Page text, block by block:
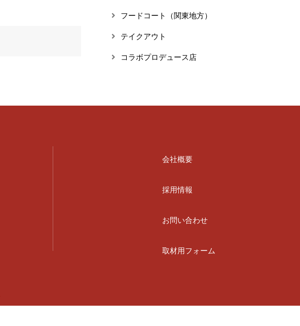
フードコート（関東地方）
テイクアウト
コラボプロデュース店
会社概要
採用情報
お問い合わせ
取材用フォーム